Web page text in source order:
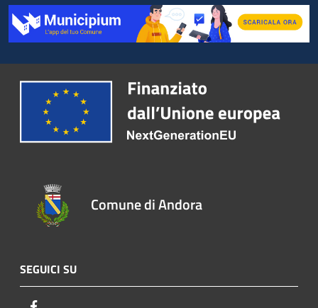
Comune di Andora
SEGUICI SU